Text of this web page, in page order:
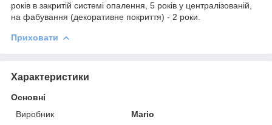
років в закритій системі опалення, 5 років у централізованій,
на фабування (декоративне покриття) - 2 роки.
Приховати
Характеристики
Основні
Виробник
Mario